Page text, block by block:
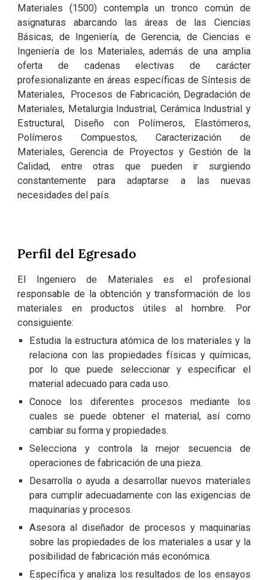
Materiales (1500) contempla un tronco común de
asignaturas abarcando las áreas de las Ciencias
Básicas, de Ingeniería, de Gerencia, de Ciencias e
Ingeniería de los Materiales, además de una amplia
oferta de cadenas electivas de carácter
profesionalizante en áreas específicas de Síntesis de
Materiales, Procesos de Fabricación, Degradación de
Materiales, Metalurgia Industrial, Cerámica Industrial y
Estructural, Diseño con Polímeros, Elastómeros,
Polímeros Compuestos, Caracterización de
Materiales, Gerencia de Proyectos y Gestión de la
Calidad, entre otras que pueden ir surgiendo
constantemente para adaptarse a las nuevas
necesidades del país.
Perfil del Egresado
El Ingeniero de Materiales es el profesional
responsable de la obtención y transformación de los
materiales en productos útiles al hombre. Por
consiguiente:
Estudia la estructura atómica de los materiales y la
relaciona con las propiedades físicas y químicas,
por lo que puede seleccionar y especificar el
material adecuado para cada uso.
Conoce los diferentes procesos mediante los
cuales se puede obtener el material, así como
cambiar su forma y propiedades.
Selecciona y controla la mejor secuencia de
operaciones de fabricación de una pieza.
Desarrolla o ayuda a desarrollar nuevos materiales
para cumplir adecuadamente con las exigencias de
maquinarias y procesos.
Asesora al diseñador de procesos y maquinarias
sobre las propiedades de los materiales a usar y la
posibilidad de fabricación más económica.
Específica y analiza los resultados de los ensayos